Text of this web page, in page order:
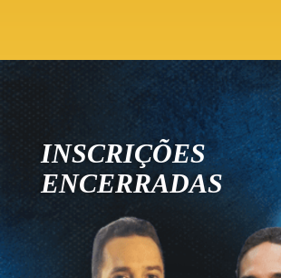
INSCRIÇÕES
ENCERRADAS